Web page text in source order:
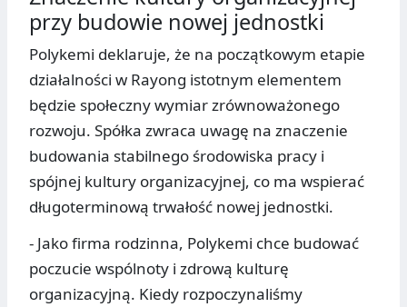
przy budowie nowej jednostki
Polykemi deklaruje, że na początkowym etapie
działalności w Rayong istotnym elementem
będzie społeczny wymiar zrównoważonego
rozwoju. Spółka zwraca uwagę na znaczenie
budowania stabilnego środowiska pracy i
spójnej kultury organizacyjnej, co ma wspierać
długoterminową trwałość nowej jednostki.
- Jako firma rodzinna, Polykemi chce budować
poczucie wspólnoty i zdrową kulturę
organizacyjną. Kiedy rozpoczynaliśmy